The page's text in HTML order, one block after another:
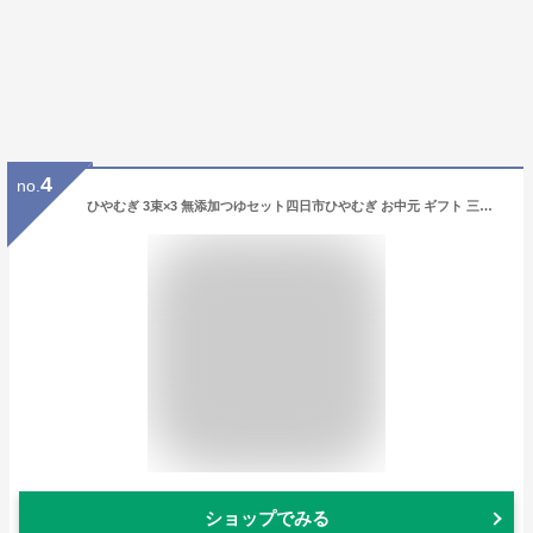
no. 4
ひやむぎ 3束×3 無添加つゆセット四日市ひやむぎ お中元 ギフト 三重県 渡辺手延製麺所 冷や麦 乾麺 うどん 焼きそば パスタ あらゆる麺の代用に 生めん のような おおやち 手延べ 冷麦 金魚印 製造直売店 大矢知 高級手延麺 長期保存食 常温食 無添加 うまくてご麺
ショップでみる